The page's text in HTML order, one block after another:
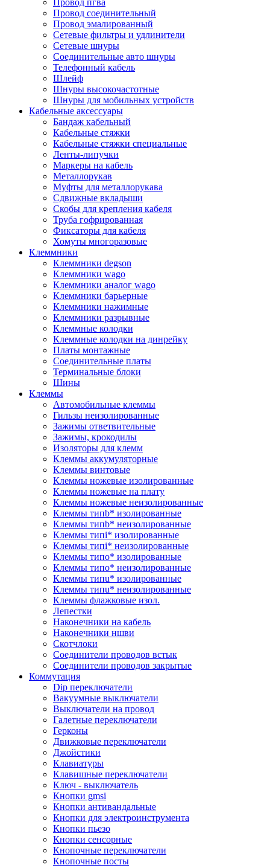
Провод пгва
Провод соединительный
Провод эмалированный
Сетевые фильтры и удлинители
Сетевые шнуры
Соединительные авто шнуры
Телефонный кабель
Шлейф
Шнуры высокочастотные
Шнуры для мобильных устройств
Кабельные аксессуары
Бандаж кабельный
Кабельные стяжки
Кабельные стяжки специальные
Ленты-липучки
Маркеры на кабель
Металлорукав
Муфты для металлорукава
Сдвижные вкладыши
Скобы для крепления кабеля
Труба гофрированная
Фиксаторы для кабеля
Хомуты многоразовые
Клеммники
Клеммники degson
Клеммники wago
Клеммники аналог wago
Клеммники барьерные
Клеммники нажимные
Клеммники разрывные
Клеммные колодки
Клеммные колодки на динрейку
Платы монтажные
Соединительные платы
Терминальные блоки
Шины
Клеммы
Автомобильные клеммы
Гильзы неизолированные
Зажимы ответвительные
Зажимы, крокодилы
Изоляторы для клемм
Клеммы аккумуляторные
Клеммы винтовые
Клеммы ножевые изолированные
Клеммы ножевые на плату
Клеммы ножевые неизолированные
Клеммы типb* изолированные
Клеммы типb* неизолированные
Клеммы типi* изолированные
Клеммы типi* неизолированные
Клеммы типo* изолированные
Клеммы типo* неизолированные
Клеммы типu* изолированные
Клеммы типu* неизолированные
Клеммы флажковые изол.
Лепестки
Наконечники на кабель
Наконечники ншви
Скотчлоки
Соединители проводов встык
Соединители проводов закрытые
Коммутация
Dip переключатели
Вакуумные выключатели
Выключатели на провод
Галетные переключатели
Герконы
Движковые переключатели
Джойстики
Клавиатуры
Клавишные переключатели
Ключ - выключатель
Кнопки gmsi
Кнопки антивандальные
Кнопки для электроинструмента
Кнопки пьезо
Кнопки сенсорные
Кнопочные переключатели
Кнопочные посты